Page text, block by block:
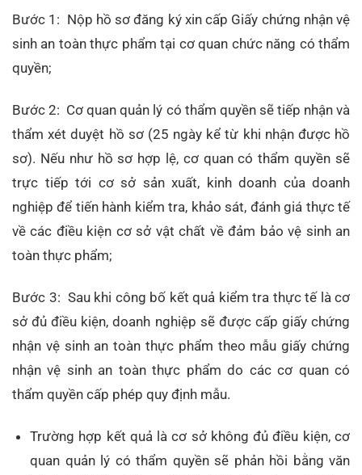
Bước 1: Nộp hồ sơ đăng ký xin cấp Giấy chứng nhận vệ
sinh an toàn thực phẩm tại cơ quan chức năng có thẩm
quyền;
Bước 2: Cơ quan quản lý có thẩm quyền sẽ tiếp nhận và
thẩm xét duyệt hồ sơ (25 ngày kể từ khi nhận được hồ
sơ). Nếu như hồ sơ hợp lệ, cơ quan có thẩm quyền sẽ
trực tiếp tới cơ sở sản xuất, kinh doanh của doanh
nghiệp để tiến hành kiểm tra, khảo sát, đánh giá thực tế
về các điều kiện cơ sở vật chất về đảm bảo vệ sinh an
toàn thực phẩm;
Bước 3: Sau khi công bố kết quả kiểm tra thực tế là cơ
sở đủ điều kiện, doanh nghiệp sẽ được cấp giấy chứng
nhận vệ sinh an toàn thực phẩm theo mẫu giấy chứng
nhận vệ sinh an toàn thực phẩm do các cơ quan có
thẩm quyền cấp phép quy định mẫu.
Trường hợp kết quả là cơ sở không đủ điều kiện, cơ
quan quản lý có thẩm quyền sẽ phản hồi bằng văn